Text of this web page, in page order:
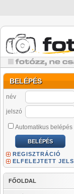
BELÉPÉS
név
jelszó
Automatikus belépés
REGISZTRÁCIÓ
ELFELEJTETT
FŐOLDAL